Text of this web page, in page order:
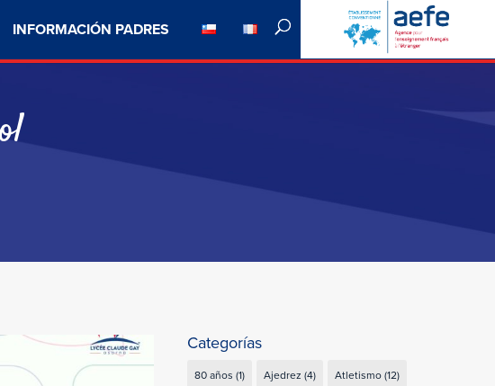
INFORMACIÓN PADRES
Categorías
80 años (1) Ajedrez (4) Atletismo(12)